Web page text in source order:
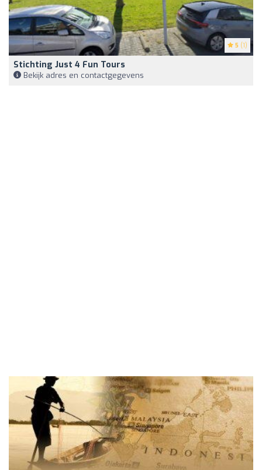
5 (1)
Stichting Just 4 Fun Tours
Bekijk adres en contactgegevens